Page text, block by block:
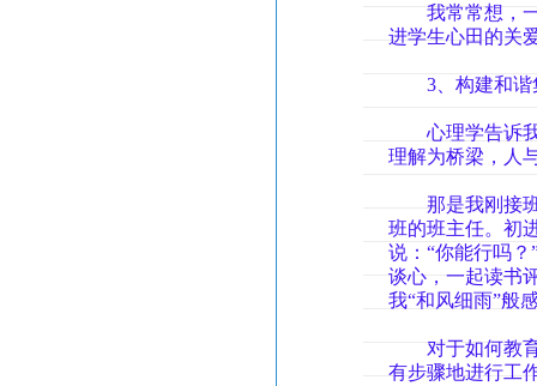
我常常想，一
进学生心田的关
3、构建和谐
心理学告诉我
理解为桥梁，人
那是我刚接班
班的班主任。初
说：“你能行吗
谈心，一起读书
我“和风细雨”般
对于如何教育
有步骤地进行工